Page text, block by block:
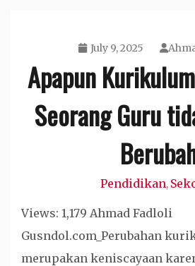
July 9, 2025
Apapun
Seorang Guru
Pendidikan,
Views: 1,179 Ahmad Fadloli
Gusndol.com_Perubahan
merupakan keniscayaan